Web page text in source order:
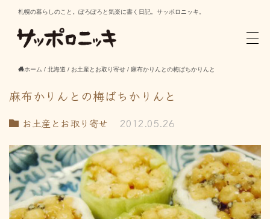
札幌の暮らしのこと。ぽろぽろと気楽に書く日記。サッポロニッキ。
ホーム / 北海道 / お土産とお取り寄せ / 麻布かりんとの梅ばちかりんと
麻布かりんとの梅ばちかりんと
お土産とお取り寄せ 2012.05.26